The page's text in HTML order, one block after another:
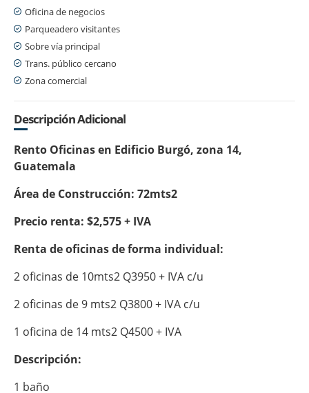
Oficina de negocios
Parqueadero visitantes
Sobre vía principal
Trans. público cercano
Zona comercial
Descripción Adicional
Rento Oficinas en Edificio Burgó, zona 14,
Guatemala
Área de Construcción: 72mts2
Precio renta: $2,575 + IVA
Renta de oficinas de forma individual:
2 oficinas de 10mts2 Q3950 + IVA c/u
2 oficinas de 9 mts2 Q3800 + IVA c/u
1 oficina de 14 mts2 Q4500 + IVA
Descripción:
1 baño